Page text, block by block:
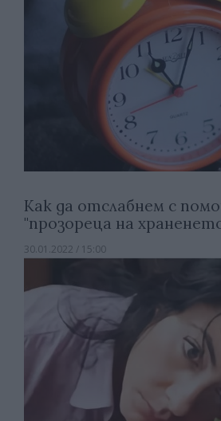
Как да отслабнем с
"прозореца на
30.01.2022 / 15:00